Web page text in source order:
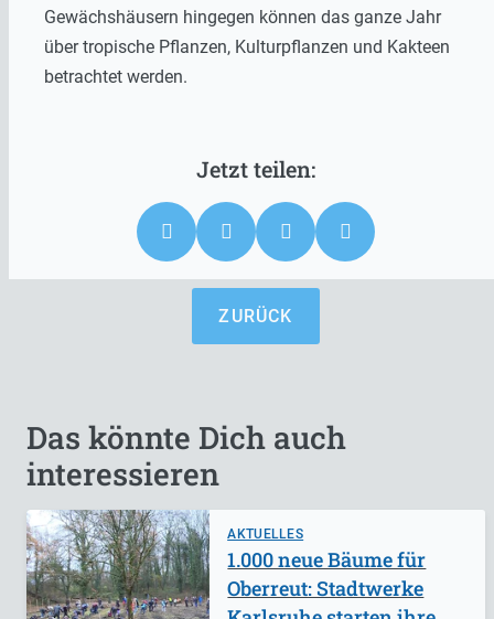
Gewächshäusern hingegen können das ganze Jahr
über tropische Pflanzen, Kulturpflanzen und Kakteen
betrachtet werden.
ZURÜCK
Das könnte Dich auch
interessieren
AKTUELLES
1.000 neue Bäume für
Oberreut: Stadtwerke